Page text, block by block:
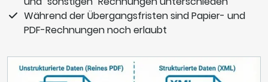
Während der Übergangsfristen sind Papier- und
PDF-Rechnungen noch erlaubt